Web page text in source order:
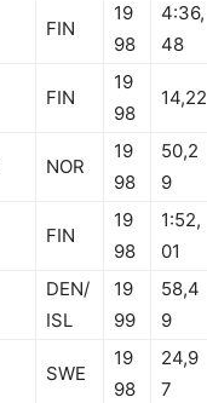
FIN
19
98
4:36,
48
FIN
19
98
14,22
NOR
19
98
50,2
9
FIN
19
98
1:52,
01
DEN/
ISL
19
99
58,4
9
SWE
19
98
24,9
7